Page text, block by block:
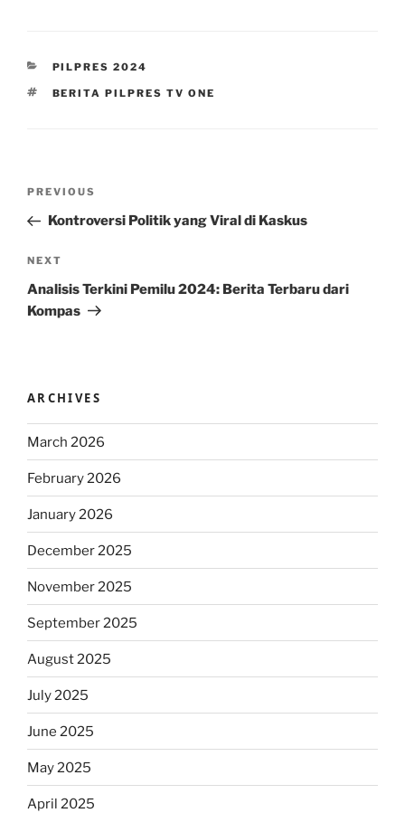
CATEGORIES
PILPRES 2024
TAGS
BERITA PILPRES TV ONE
Previous
Post
PREVIOUS
Kontroversi Politik yang Viral di Kaskus
Next
Post
NEXT
Analisis Terkini Pemilu 2024: Berita Terbaru dari
Kompas
ARCHIVES
March 2026
February 2026
January 2026
December 2025
November 2025
September 2025
August 2025
July 2025
June 2025
May 2025
April 2025